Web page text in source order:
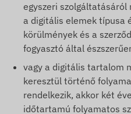
egyszeri szolgáltatásáról
a digitális elemek típusa
körülmények és a
fogyasztó által
vagy a digitális tartalom
keresztül történő
rendelkezik, akkor két
időtartamú folyamatos